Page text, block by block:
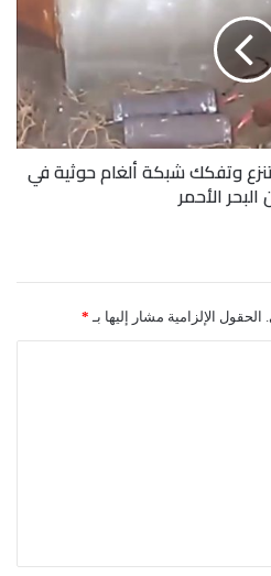
في الحرب.
ومبانيها هي تطوع يُقدم
إنسانية بحتة.
وتفكك شبكة ألغام حوثية في
الأحمر
الحقول الإلزامية مشار إليها بـ *